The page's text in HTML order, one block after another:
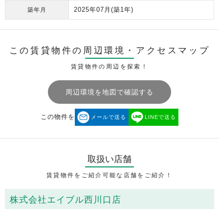
築年月 2025年07月 (築1年)
この賃貸物件の周辺環境・ アクセスマップ
賃貸物件の周辺を探索！
周辺環境を地図で確認する
この物件を メールで送る LINEで送る
取扱い店舗
賃貸物件をご紹介可能な店舗をご紹介！
株式会社エイブル西川口店